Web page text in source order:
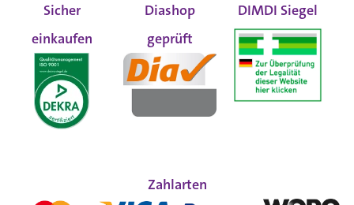
Sicher
einkaufen
Diashop
geprüft
DIMDI Siegel
Zahlarten